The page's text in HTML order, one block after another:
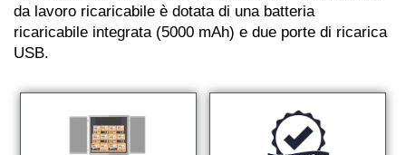
da lavoro ricaricabile è dotata di una batteria
ricaricabile integrata (5000 mAh) e due porte di ricarica
USB.